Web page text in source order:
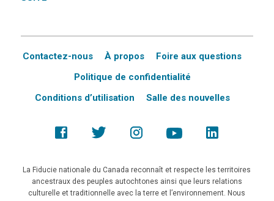
Contactez-nous À propos
Foire aux questions
Politique de confidentialité
Conditions d’utilisation
Salle des nouvelles
La Fiducie nationale du Canada reconnaît et respecte les territoires
ancestraux des peuples autochtones ainsi que leurs relations
culturelle et traditionnelle avec la terre et l’environnement. Nous